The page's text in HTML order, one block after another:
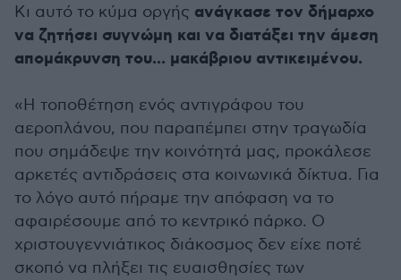
Κι αυτό το κύμα οργής ανάγκασε τον δήμαρχο
να ζητήσει συγνώμη και να διατάξει την άμεση
απομάκρυνση του... μακάβριου αντικειμένου.
«Η τοποθέτηση ενός αντιγράφου του
αεροπλάνου, που παραπέμπει στην τραγωδία
που σημάδεψε την κοινότητά μας, προκάλεσε
αρκετές αντιδράσεις στα κοινωνικά δίκτυα. Για
το λόγο αυτό πήραμε την απόφαση να το
αφαιρέσουμε από το κεντρικό πάρκο. Ο
χριστουγεννιάτικος διάκοσμος δεν είχε ποτέ
σκοπό να πλήξει τις ευαισθησίες των